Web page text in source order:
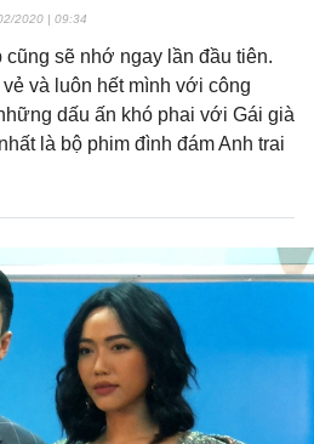
2020 | 09:34
sẽ nhớ ngay lần đầu tiên.
và luôn hết mình với công
dấu ấn khó phai với Gái già
là bộ phim đình đám Anh trai